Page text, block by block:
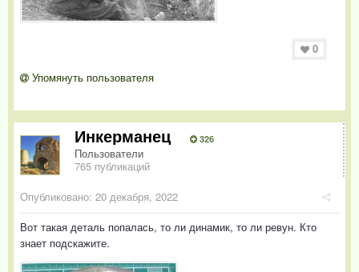
0
Упомянуть пользователя
Инкерманец 326
Пользователи
765 публикаций
Опубликовано: 20 декабря, 2022
Вот такая деталь попалась, то ли динамик, то ли ревун. Кто
знает подскажите.